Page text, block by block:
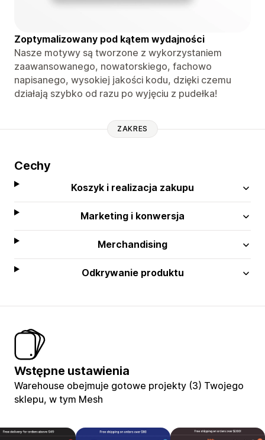
Zoptymalizowany pod kątem wydajności
Nasze motywy są tworzone z wykorzystaniem
zaawansowanego, nowatorskiego, fachowo
napisanego, wysokiej jakości kodu, dzięki czemu
działają szybko od razu po wyjęciu z pudełka!
ZAKRES
Cechy
Koszyk i realizacja zakupu
Marketing i konwersja
Merchandising
Odkrywanie produktu
Wstępne ustawienia
Warehouse obejmuje gotowe projekty (3) Twojego
sklepu, w tym Mesh